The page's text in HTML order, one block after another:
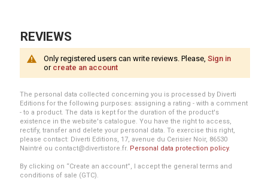
REVIEWS
Only registered users can write reviews. Please, Sign in
or create an account
The personal data collected concerning you is processed by Diverti
Editions for the following purposes: assigning a rating - with a comment
- to a product. The data is kept for the duration of the product's
existence in the website's catalogue. You have the right to access,
rectify, transfer and delete your personal data. To exercise this right,
please contact: Diverti Editions, 17, avenue du Cerisier Noir, 86530
Naintré ou contact@divertistore.fr. Personal data protection policy.
By clicking on “Create an account”, I accept the general terms and
conditions of sale (GTC).